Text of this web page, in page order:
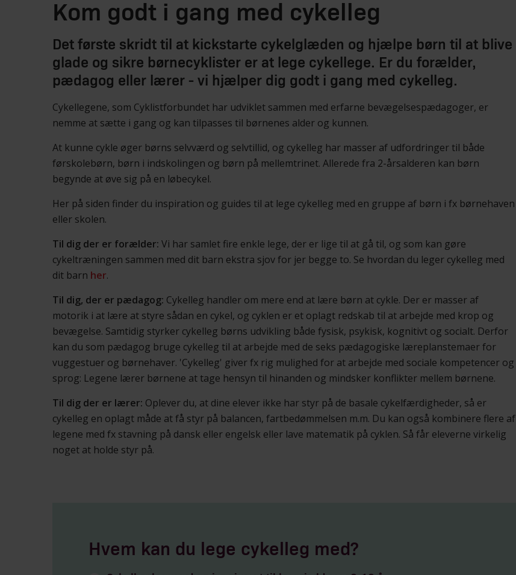
Kom godt i gang med cykelleg
Det første skridt til at kickstarte cykelglæden og hjælpe børn til at blive
glade og sikre børnecyklister er at lege cykellege. Er du forælder,
pædagog eller lærer - vi hjælper dig godt i gang med cykelleg.
Cykellegene, som Cyklistforbundet har udviklet sammen med erfarne bevægelsespædagoger, er
nemme at sætte i gang og kan tilpasses til børnenes alder og kunnen.
At kunne cykle øger børns selvværd og selvtillid, og cykelleg har masser af udfordringer til både
førskolebørn, børn i indskolingen og børn på mellemtrinet. Allerede fra 2-årsalderen kan børn
begynde at øve sig på en løbecykel.
Her på siden finder du inspiration og guides til at lege cykelleg med en gruppe af børn i fx børnehaven
eller skolen.
Til dig der er forælder: Vi har samlet fire enkle lege, der er lige til at gå til, og som kan gøre
cykeltræningen sammen med dit barn ekstra sjov for jer begge to. Se hvordan du leger cykelleg med
dit barn her.
Til dig, der er pædagog: Cykelleg handler om mere end at lære børn at cykle. Der er masser af
motorik i at lære at styre sådan en cykel, og cyklen er et oplagt redskab til at arbejde med krop og
bevægelse. Samtidig styrker cykelleg børns udvikling både fysisk, psykisk, kognitivt og socialt. Derfor
kan du som pædagog bruge cykelleg til at arbejde med de seks pædagogiske læreplanstemaer for
vuggestuer og børnehaver. 'Cykelleg' giver fx rig mulighed for at arbejde med sociale kompetencer og
sprog: Legene lærer børnene at tage hensyn til hinanden og mindsker konflikter mellem børnene.
Til dig der er lærer: Oplever du, at dine elever ikke har styr på de basale cykelfærdigheder, så er
cykelleg en oplagt måde at få styr på balancen, fartbedømmelsen m.m. Du kan også kombinere flere af
legene med fx stavning på dansk eller engelsk eller lave matematik på cyklen. Så får eleverne virkelig
noget at holde styr på.
Hvem kan du lege cykelleg med?